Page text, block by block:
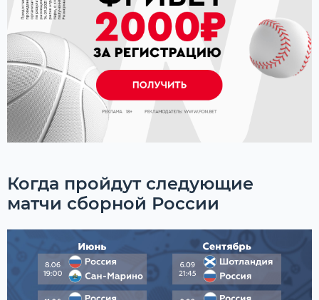
Когда пройдут следующие
матчи сборной России